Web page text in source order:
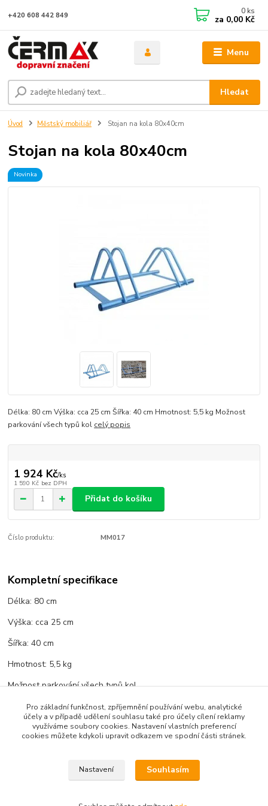
Menu
Hledat
+420 608 442 849 0 ks
za 0,00 Kč
Úvod Městský mobiliář Stojan na kola 80x40cm
Stojan na kola 80x40cm
Novinka
Délka: 80 cm Výška: cca 25 cm Šířka: 40 cm Hmotnost: 5,5 kg Možnost
parkování všech typů kol celý popis
1 924 Kč/ks
1 590 Kč bez DPH
Přidat do košíku
Číslo produktu: MM017
Kompletní specifikace
Délka: 80 cm
Výška: cca 25 cm
Šířka: 40 cm
Hmotnost: 5,5 kg
Možnost parkování všech typů kol
Zboží zařazeno v kategoriích
Pro základní funkčnost, zpříjemnění používání webu, analytické
účely a v případě udělení souhlasu také pro účely cílení reklamy
využíváme soubory cookies. Nastavení vlastních preferencí
cookies můžete kdykoli upravit odkazem ve spodní části stránek.
Nastavení Souhlasím